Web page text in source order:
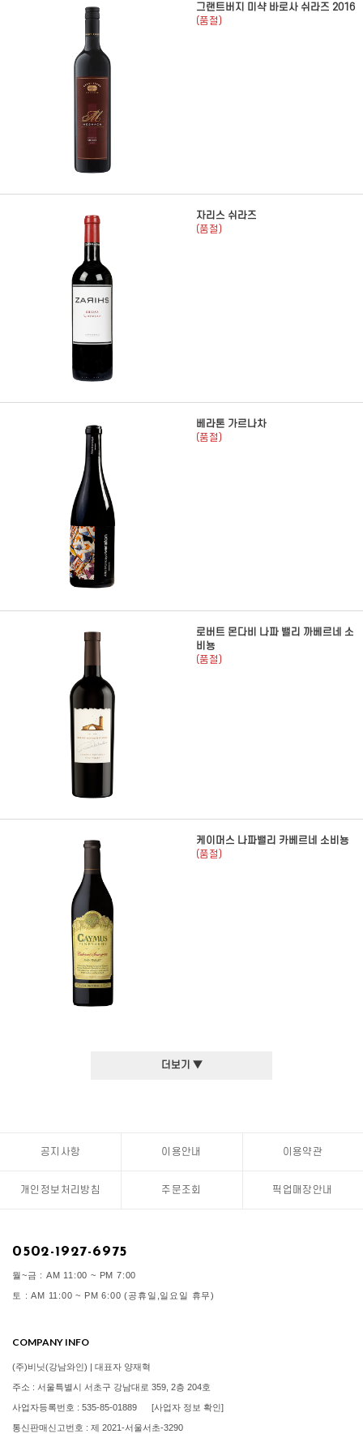
그랜트버지 미샥 바로사 쉬라즈 2016
(품절)
자리스 쉬라즈
(품절)
베라톤 가르나차
(품절)
로버트 몬다비 나파 밸리 까베르네 소
비뇽
(품절)
케이머스 나파밸리 카베르네 소비뇽
(품절)
더보기 ▼
공지사항 이용안내 이용약관
개인정보처리방침 주문조회 픽업매장안내
0502-1927-6975
월~금 : AM 11:00 ~ PM 7:00
토 : AM 11:00 ~ PM 6:00 (공휴일,일요일 휴무)
COMPANY INFO
(주)비닛(강남와인) | 대표자 양재혁
주소 : 서울특별시 서초구 강남대로 359, 2층 204호
사업자등록번호 : 535-85-01889 [사업자 정보 확인]
통신판매신고번호 : 제 2021-서울서초-3290